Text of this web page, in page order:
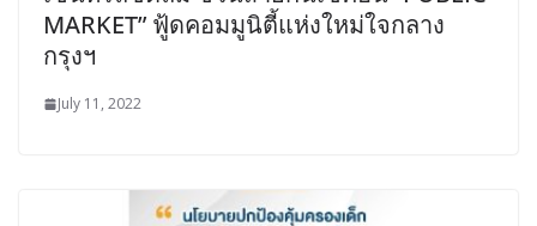
MARKET” ฟู้ดคอมมูนิตี้แห่งใหม่ใจกลาง
กรุงฯ
July 11, 2022